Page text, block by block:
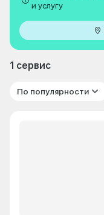
и услугу
1 сервис
По популярности